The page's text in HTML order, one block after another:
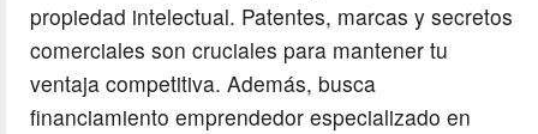
propiedad intelectual. Patentes, marcas y secretos
comerciales son cruciales para mantener tu
ventaja competitiva. Además, busca
financiamiento emprendedor especializado en